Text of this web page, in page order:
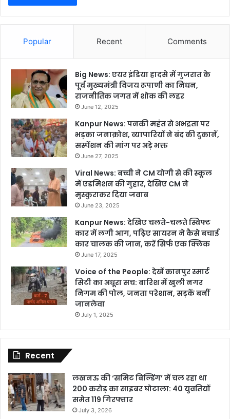
Popular Recent Comments
Big News: एयर इंडिया हादसे में गुजरात के
पूर्व मुख्यमंत्री विजय रूपाणी का निधन,
राजनीतिक जगत में शोक की लहर
June 12, 2025
Kanpur News: पनकी महंत से अभद्रता पर
भड़का जनाक्रोश, व्यापारियों ने बंद की दुकानें,
सस्पेंशन की मांग पर अड़े भक्त
June 27, 2025
Viral News: बच्ची ने CM योगी से की स्कूल
में एडमिशन की गुहार, देखिए CM ने
मुस्कुराकर दिया जवाब
June 23, 2025
Kanpur News: देखिए चलते-चलते स्विफ्ट
कार में लगी आग, पढ़िए सायरन ने कैसे बचाई
कार चालक की जान, करें सिर्फ एक क्लिक
June 17, 2025
Voice of the People: देखें कानपुर स्मार्ट
सिटी का अधूरा सच: बारिश में खुली नगर
निगम की पोल, जनता परेशान, सड़कें बनीं
जानलेवा
July 1, 2025
Recent
लखनऊ की ‘समिट बिल्डिंग’ में चल रहा था
200 करोड़ का साइबर घोटाला: 40 युवतियों
समेत 119 गिरफ्तार
July 3, 2026